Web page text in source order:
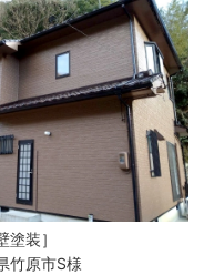
塗装］
竹原市S様